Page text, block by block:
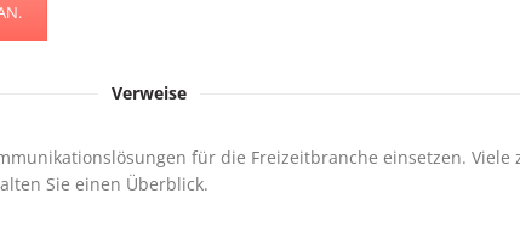
Verweise
für die Freizeitbranche einsetzen.
Sie einen Überblick.